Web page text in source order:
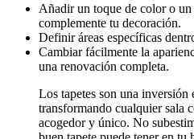
Añadir un toque de color o un
complemente tu decoración.
Definir áreas específicas
Cambiar fácilmente la
una renovación completa.
Los tapetes son una
transformando cualquier sala
acogedor y único. No